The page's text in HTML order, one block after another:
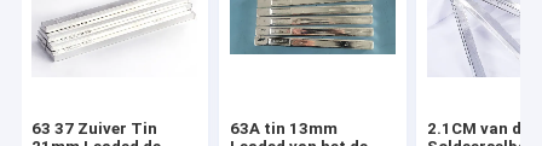
63 37 Zuiver Tin
63A tin 13mm
2.1CM van de